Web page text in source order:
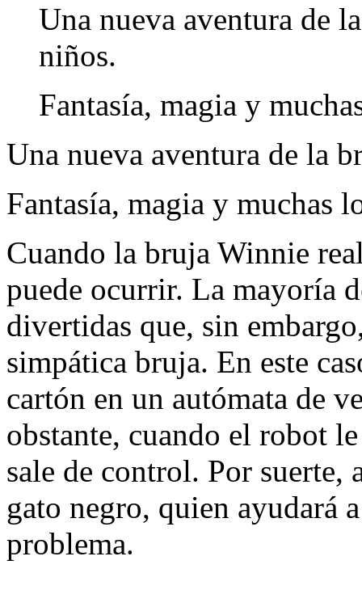
Una nueva aventura de
niños.
Fantasía, magia y
Una nueva aventura de la
Fantasía, magia y muchas
Cuando la bruja Winnie
puede ocurrir. La mayoría
divertidas que, sin
simpática bruja. En este
cartón en un autómata de
obstante, cuando el robot
sale de control. Por
gato negro, quien ayudará
problema.